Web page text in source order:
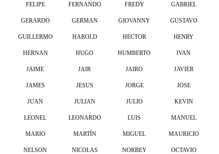
FELIPE FERNANDO FREDY GABRIEL
GERARDO GERMAN GIOVANNY GUSTAVO
GUILLERMO HAROLD HECTOR HENRY
HERNAN HUGO HUMBERTO IVAN
JAIME JAIR JAIRO JAVIER
JAMES JESUS JORGE JOSE
JUAN JULIAN JULIO KEVIN
LEONEL LEONARDO LUIS MANUEL
MARIO MARTÍN MIGUEL MAURICIO
NELSON NICOLAS NORBEY OCTAVIO